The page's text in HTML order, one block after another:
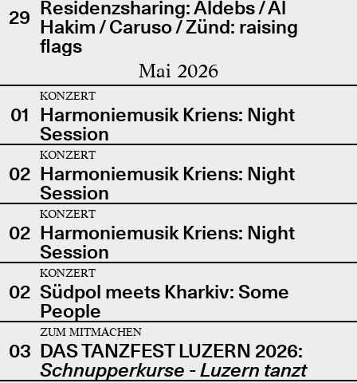
29 Residenzsharing: Aldebs / Al
Hakim / Caruso / Zünd: raising
flags
Mai 2026
01
KONZERT
Harmoniemusik Kriens: Night
Session
02
KONZERT
Harmoniemusik Kriens: Night
Session
02
KONZERT
Harmoniemusik Kriens: Night
Session
02
KONZERT
Südpol meets Kharkiv: Some
People
03
ZUM MITMACHEN
DAS TANZFEST LUZERN 2026:
Schnupperkurse - Luzern tanzt